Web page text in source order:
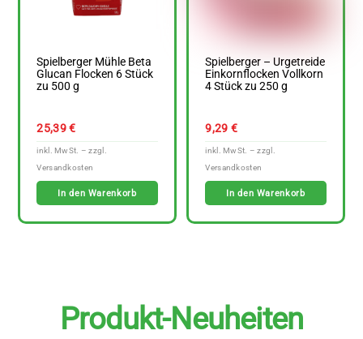
Spielberger Mühle Beta
Glucan Flocken 6 Stück
zu 500 g
25,39€
In den Warenkorb
Spielberger – Urgetreide
Einkornflocken Vollkorn
4 Stück zu 250 g
9,29 €
In den Warenkorb
Produkt-Neuheiten